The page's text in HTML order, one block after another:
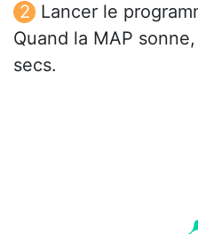
Lancer le
Quand la MAP
secs.